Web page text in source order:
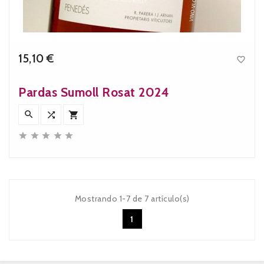
15,10 € 
Pardas Sumoll Rosat 2024
  
    
Mostrando 1-7 de 7 artículo(s)
1